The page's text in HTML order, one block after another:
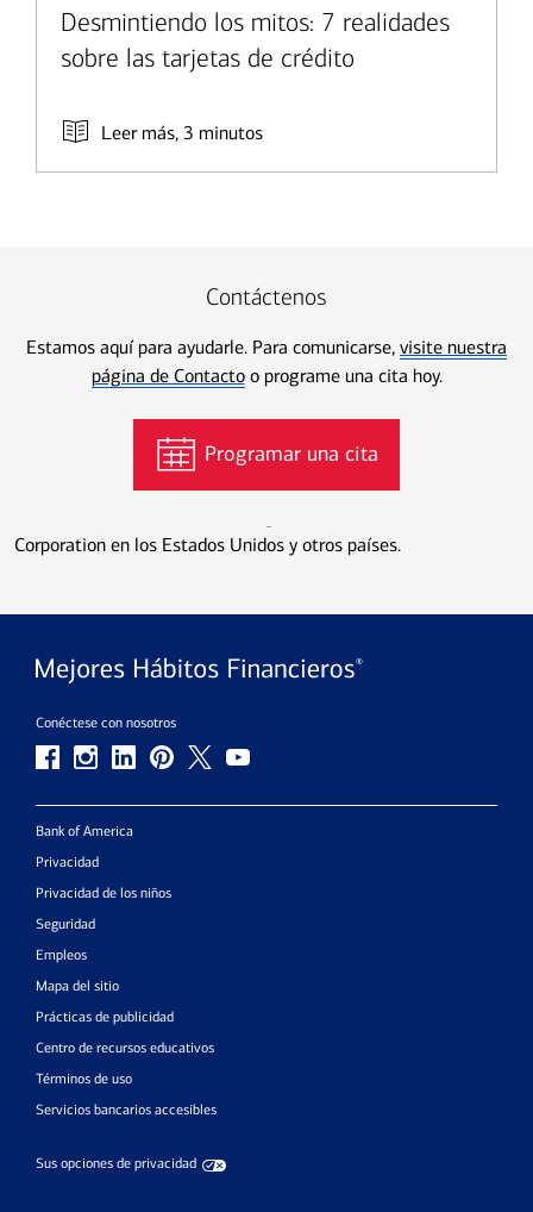
Desmintiendo los mitos: 7 realidades
sobre las tarjetas de crédito
Leer más, 3 minutos
Contáctenos
Estamos aquí para ayudarle. Para comunicarse, visite nuestra
página de Contactoo programe una cita hoy.
Programar una cita
Corporation en los Estados Unidos y otros países.
Conéctese con nosotros
Bank of America
Privacidad
Privacidad de los niños
Seguridad
Empleos
Mapa del sitio
Prácticas de publicidad
Centro de recursos educativos
Términos de uso
Servicios bancarios accesibles
Sus opciones de privacidad